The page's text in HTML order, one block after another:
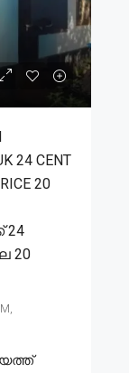
24 CENT
20
20